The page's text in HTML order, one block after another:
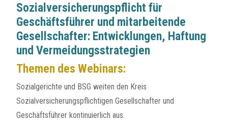
Sozialversicherungspflicht für
Geschäftsführer und mitarbeitende
Gesellschafter: Entwicklungen, Haftung
und Vermeidungsstrategien
Themen des Webinars:
Sozialgerichte und BSG weiten den Kreis
Sozialversicherungspflichtigen Gesellschafter und
Geschäftsführer kontinuierlich aus.